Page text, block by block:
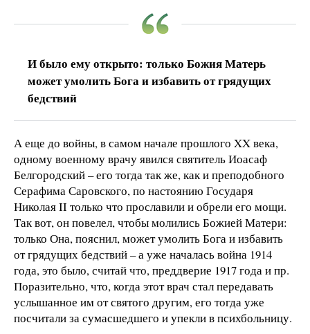
И было ему открыто: только Божия Матерь
может умолить Бога и избавить от грядущих
бедствий
А еще до войны, в самом начале прошлого XX века,
одному военному врачу явился святитель Иоасаф
Белгородский – его тогда так же, как и преподобного
Серафима Саровского, по настоянию Государя
Николая II только что прославили и обрели его мощи.
Так вот, он повелел, чтобы молились Божией Матери:
только Она, пояснил, может умолить Бога и избавить
от грядущих бедствий – а уже началась война 1914
года, это было, считай что, преддверие 1917 года и пр.
Поразительно, что, когда этот врач стал передавать
услышанное им от святого другим, его тогда уже
посчитали за сумасшедшего и упекли в психбольницу.